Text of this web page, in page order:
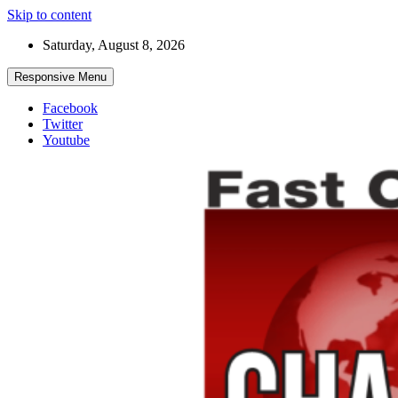
Skip to content
Saturday, August 8, 2026
Responsive Menu
Facebook
Twitter
Youtube